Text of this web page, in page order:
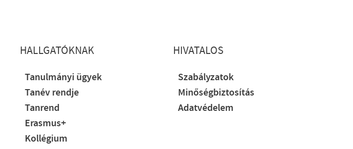
HALLGATÓKNAK
Tanulmányi ügyek
Tanév rendje
Tanrend
Erasmus+
Kollégium
HIVATALOS
Szabályzatok
Minőségbiztosítás
Adatvédelem